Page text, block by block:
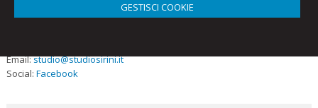
GESTISCI COOKIE
Piazza Guido Rossa 9
Email:studio@studiosirini.it
Social: Facebook